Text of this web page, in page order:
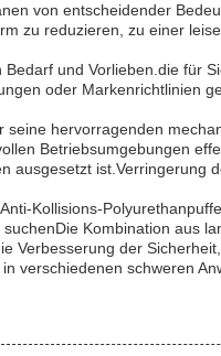
von entscheidender
zu reduzieren, zu einer
und Vorlieben.die für
oder Markenrichtlinien
hervorragenden
Betriebsumgebungen
ist.Verringerung
Kollisions-
Kombination aus
Verbesserung der
verschiedenen schweren